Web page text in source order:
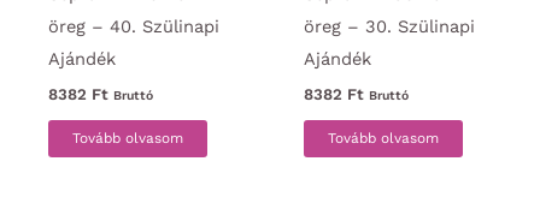
öreg – 40. Szülinapi
Ajándék
8382 Ft Bruttó
Tovább olvasom
öreg – 30. Szülinapi
Ajándék
8382 Ft Bruttó
Tovább olvasom